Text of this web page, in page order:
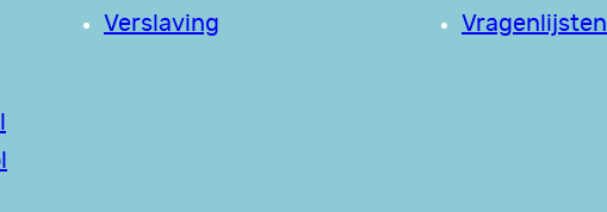
Verslaving
Vragenlijsten